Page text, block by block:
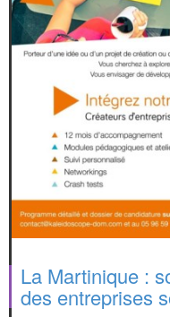
La Martinique :
des entreprises